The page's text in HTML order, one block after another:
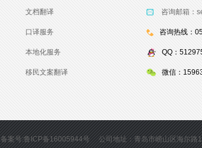
文档翻译
口译服务
本地化服务
移民文案翻译
咨询邮箱：
咨询热线：
QQ：
微信：
备案号:鲁ICP备16005944号公司地址：青岛市崂山区海尔路